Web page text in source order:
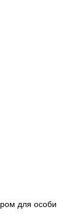
для особи